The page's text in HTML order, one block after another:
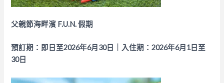
父親節海畔濱 F.U.N. 假期
預訂期：即日至2026年6月30日｜入住期：2026年6月1日至
30日